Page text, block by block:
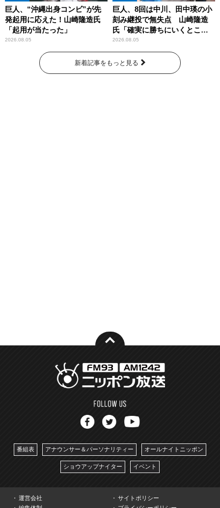
巨人、“沖縄出身コンビ”が先
発起用に応えた！山崎隆造氏
「起用が当たった」
2026.08.05
巨人、8回は中川、田中瑛の小
刻み継投で無失点 山崎隆造
氏「確実に勝ちにいくとこ
ろ」
2026.08.05
新着記事をもっと見る
番組表 アナウンサー＆パーソナリティー オールナイトニッポン
ショウアップナイター イベント
運営会社
サイトポリシー